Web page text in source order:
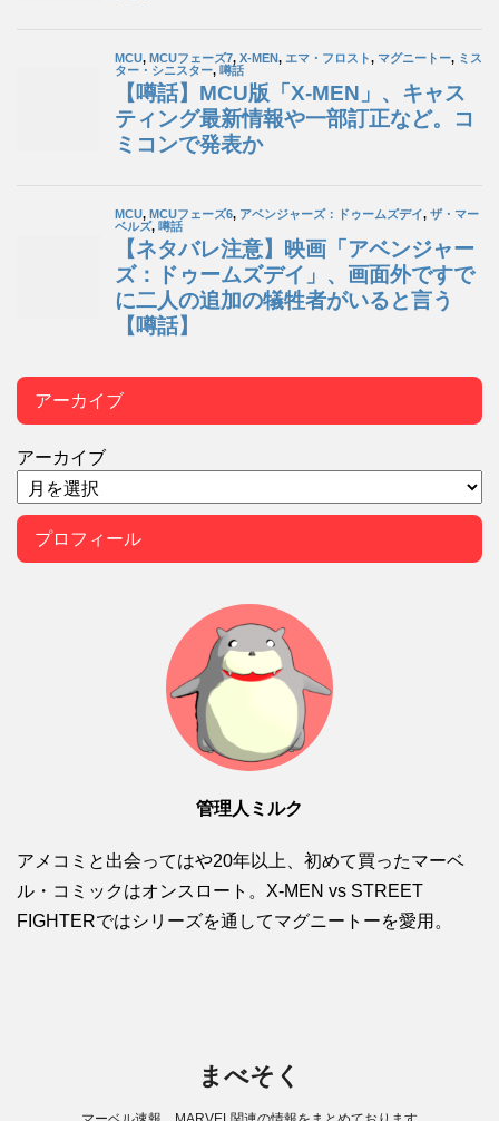
アーカイブ
アーカイブ
プロフィール
管理人ミルク
アメコミと出会ってはや20年以上、初めて買ったマーベ
ル・コミックはオンスロート。X-MEN vs STREET
FIGHTERではシリーズを通してマグニートーを愛用。
まべそく